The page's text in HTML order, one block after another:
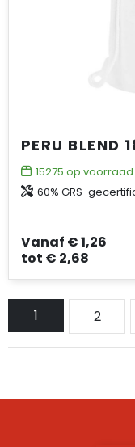
15275 op voorraad
60% GRS-gecertificeerd
Vanaf € 1,26
tot € 2,68
1 2